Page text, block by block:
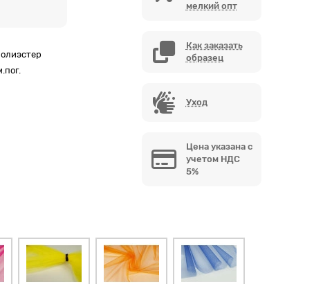
мелкий опт
Как заказать
образец
Уход
Цена указана с
учетом НДС
5%